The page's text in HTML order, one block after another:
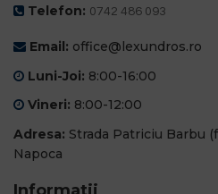
Telefon: 0742 486 093
Email: office@lexundros.ro
Luni-Joi: 8:00-16:00
Vineri: 8:00-12:00
Adresa: Strada Patriciu Barbu
Napoca